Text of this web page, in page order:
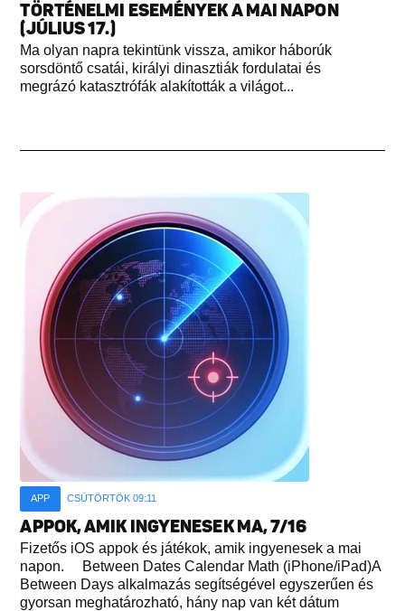
TÖRTÉNELMI ESEMÉNYEK A MAI NAPON
(JÚLIUS 17.)
Ma olyan napra tekintünk vissza, amikor háborúk
sorsdöntő csatái, királyi dinasztiák fordulatai és
megrázó katasztrófák alakították a világot...
APP CSÜTÖRTÖK 09:11
APPOK, AMIK INGYENESEK MA, 7/16
Fizetős iOS appok és játékok, amik ingyenesek a mai
napon. Between Dates Calendar Math (iPhone/iPad)A
Between Days alkalmazás segítségével egyszerűen és
gyorsan meghatározható, hány nap van két dátum